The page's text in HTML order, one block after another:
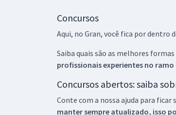
Concursos
Aqui, no Gran, você fica por dentro
Saiba quais são as melhores formas
profissionais experientes no ramo
Concursos abertos: saiba
Conte com a nossa ajuda para ficar
manter sempre atualizado, isso